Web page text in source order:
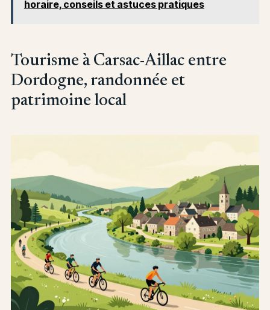
horaire, conseils et astuces pratiques
Tourisme à Carsac-Aillac entre
Dordogne, randonnée et
patrimoine local